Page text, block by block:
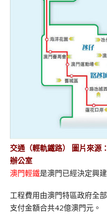
交通（輕軌鐵路） 圖片來源
辦公室
澳門輕鐵是澳門已經決定興
工程費用由澳門特區政府全
支付金額合共42億澳門元。